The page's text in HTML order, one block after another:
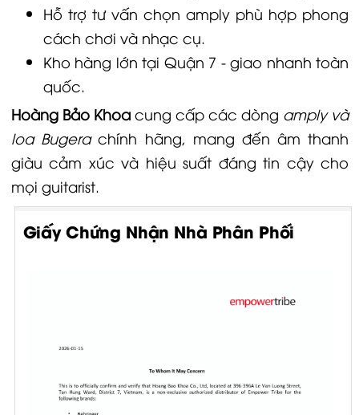
Hỗ trợ tư vấn chọn amply phù hợp phong
cách chơi và nhạc cụ.
Kho hàng lớn tại Quận 7 - giao nhanh toàn
quốc.
Hoàng Bảo Khoa cung cấp các dòng amply và
loa Bugerachính hãng, mang đến âm thanh
giàu cảm xúc và hiệu suất đáng tin cậy cho
mọi guitarist.
Giấy Chứng Nhận Nhà Phân Phối